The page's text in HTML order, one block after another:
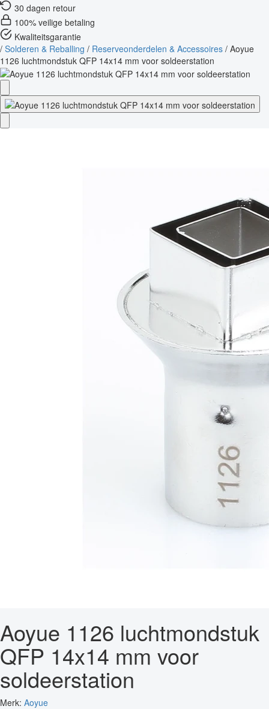
30 dagen retour
100% veilige betaling
Kwaliteitsgarantie
/ Solderen & Reballing / Reserveonderdelen & Accessoires / Aoyue
1126 luchtmondstuk QFP 14x14 mm voor soldeerstation
Aoyue 1126 luchtmondstuk
QFP 14x14 mm voor
soldeerstation
Merk: Aoyue